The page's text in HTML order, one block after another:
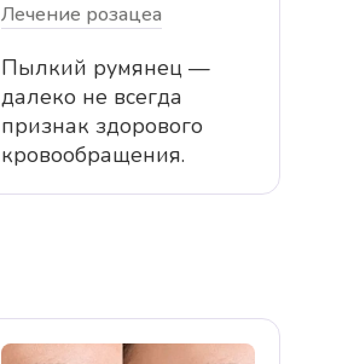
Лечение розацеа
Пылкий румянец —
далеко не всегда
признак здорового
кровообращения.